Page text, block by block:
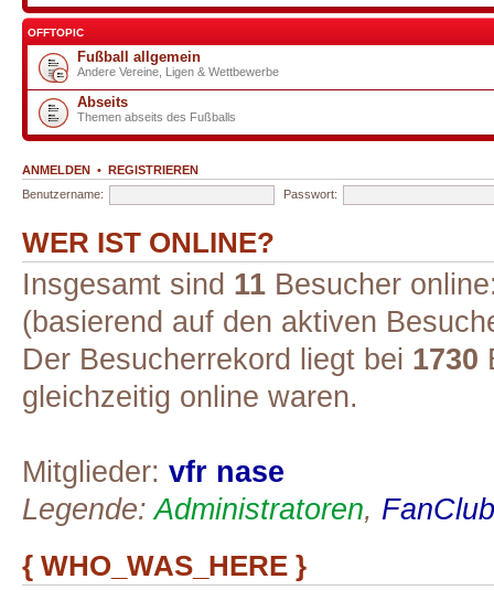
OFFTOPIC
Fußball allgemein
Andere Vereine, Ligen & Wettbewerbe
Abseits
Themen abseits des Fußballs
ANMELDEN • REGISTRIEREN
Benutzername:
Passwort:
WER IST ONLINE?
Insgesamt sind 11 Besucher
(basierend auf den aktiven
Der Besucherrekord liegt bei 1730
gleichzeitig online waren.
Mitglieder: vfr nase
Legende:Administratoren,
{ WHO_WAS_HERE }